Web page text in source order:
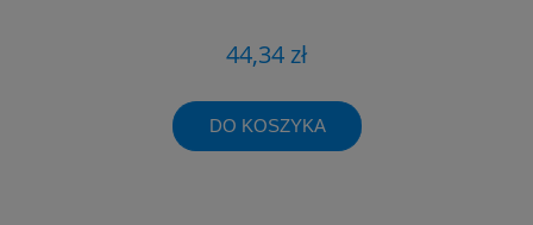
44,34 zł
DO KOSZYKA